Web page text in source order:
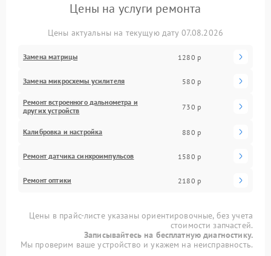
Цены на услуги ремонта
Цены актуальны на текущую дату 07.08.2026
Замена матрицы 1280 р
Замена микросхемы усилителя 580 р
Ремонт встроенного дальнометра и
других устройств
730 р
Калибровка и настройка 880 р
Ремонт датчика синхроимпульсов 1580 р
Ремонт оптики 2180 р
Цены в прайс-листе указаны ориентировочные, без учета
стоимости запчастей.
Записывайтесь на бесплатную диагностику.
Мы проверим ваше устройство и укажем на неисправность.